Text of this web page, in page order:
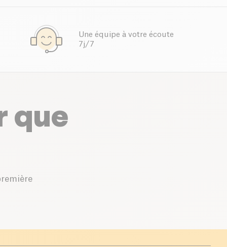
Une équipe à votre écoute
7j/7
que